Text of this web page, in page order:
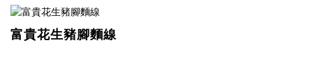
富貴花生豬腳麵線